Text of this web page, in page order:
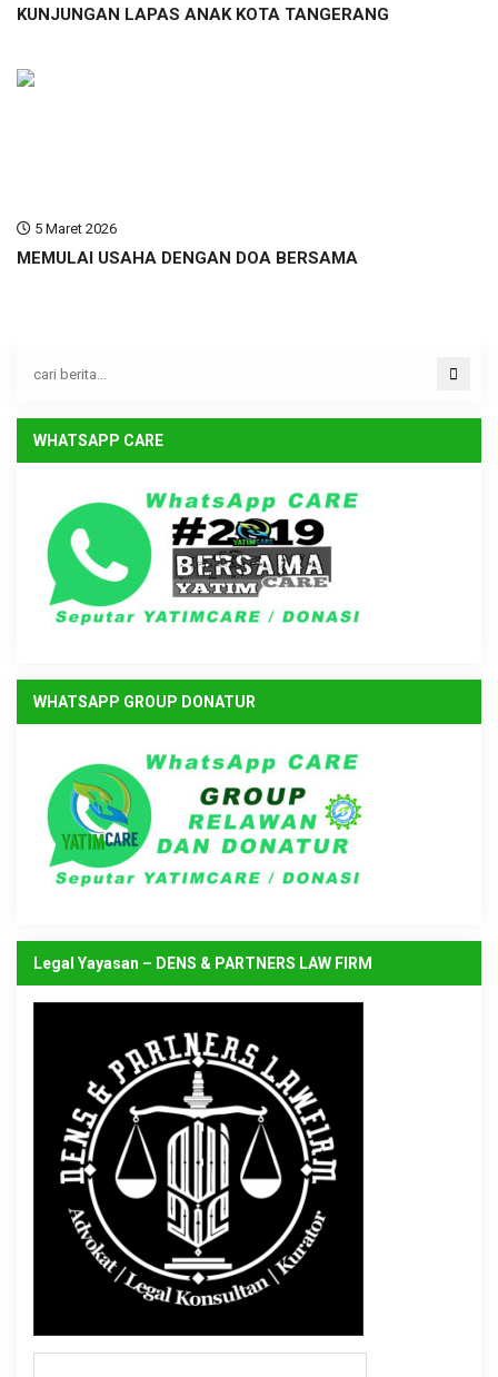
KUNJUNGAN LAPAS ANAK KOTA TANGERANG
5 Maret 2026
MEMULAI USAHA DENGAN DOA BERSAMA
WHATSAPP CARE
WHATSAPP GROUP DONATUR
Legal Yayasan – DENS & PARTNERS LAW FIRM